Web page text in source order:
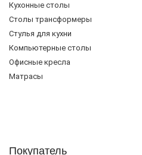
Кухонные столы
Cтолы трансформеры
Стулья для кухни
Компьютерные столы
Офисные кресла
Матрасы
Покупатель